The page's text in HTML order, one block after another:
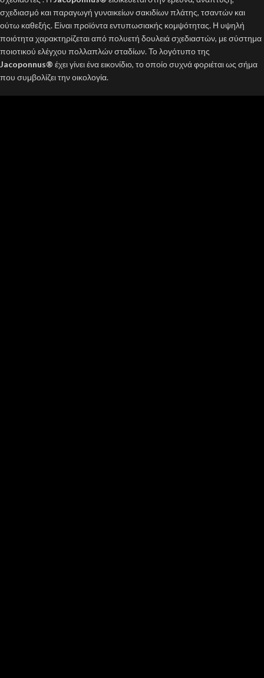
σχεδιασμό και παραγωγή γυναικείων σακιδίων πλάτης, τσαντών και
ούτω καθεξής. Είναι προϊόντα εντυπωσιακής κομψότητας. Η υψηλή
ποιότητα χαρακτηρίζεται από πολυετή δουλειά σχεδιαστών, με σύστημα
ποιοτικού ελέγχου πολλαπλών σταδίων. Το λογότυπο της
Jacoponnus® έχει γίνει ένα εικονίδιο, το οποίο συχνά φοριέται ως σήμα
που συμβολίζει την οικολογία.